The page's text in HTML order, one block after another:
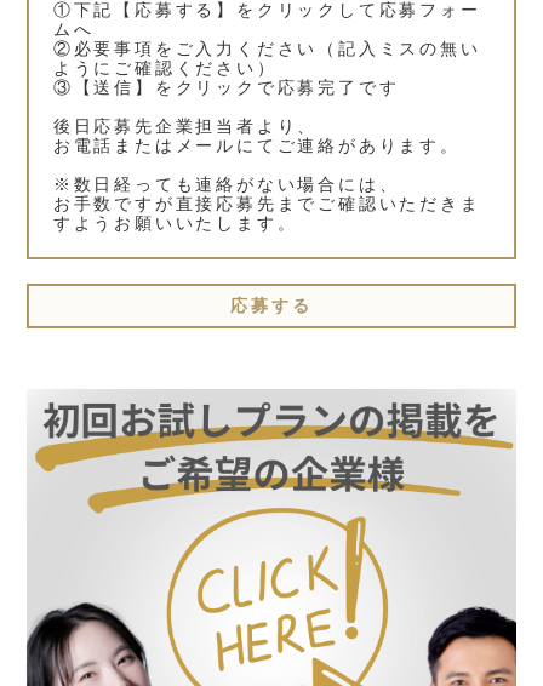
①下記【応募する】をクリックして応募フォー
ムへ
②必要事項をご入力ください（記入ミスの無い
ようにご確認ください）
③【送信】をクリックで応募完了です
後日応募先企業担当者より、
お電話またはメールにてご連絡があります。
※数日経っても連絡がない場合には、
お手数ですが直接応募先までご確認いただきま
すようお願いいたします。
応募する